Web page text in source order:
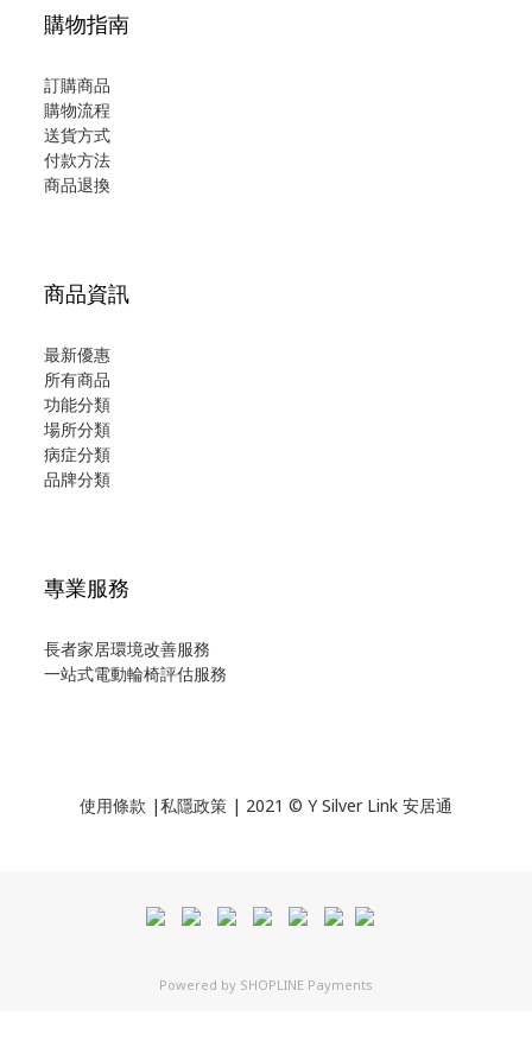
購物指南
訂購商品
購物流程
送貨方式
付款方法
商品退換
商品資訊
最新優惠
所有商品
功能分類
場所分類
病症分類
品牌分類
專業服務
長者家居環境改善服務
一站式電動輪椅評估服務
使用條款 |私隱政策 | 2021 © Y Silver Link 安居通
Powered by SHOPLINE Payments